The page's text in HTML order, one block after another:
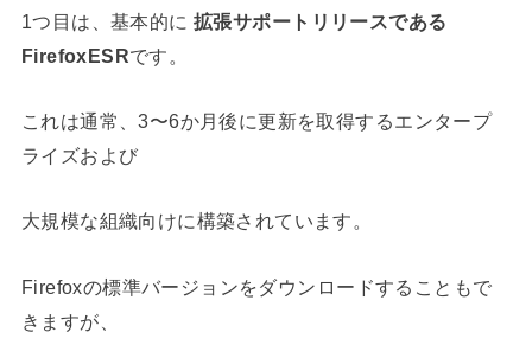
1つ目は、基本的に拡張サポートリリースである
FirefoxESRです。
これは通常、3〜6か月後に更新を取得するエンタープ
ライズおよび
大規模な組織向けに構築されています。
Firefoxの標準バージョンをダウンロードすることもで
きますが、